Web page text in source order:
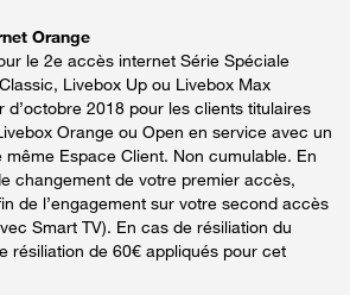
Orange
le 2e accès internet Série Spéciale
Livebox Up ou Livebox Max
2018 pour les clients titulaires
Orange ou Open en service avec un
Espace Client. Non cumulable. En
changement de votre premier accès,
de l’engagement sur votre second accès
Smart TV). En cas de résiliation du
résiliation de 60€ appliqués pour cet